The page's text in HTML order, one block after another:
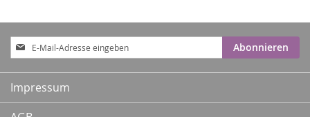
Anmeldung
zum
Newsletter:
Abonnieren
Impressum